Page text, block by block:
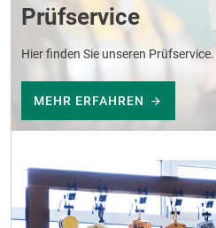
Prüfservice
Hier finden Sie unseren Prüfservice.
MEHR ERFAHREN